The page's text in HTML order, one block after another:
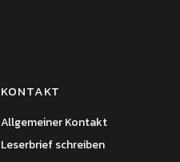
KONTAKT
Allgemeiner Kontakt
Leserbrief schreiben